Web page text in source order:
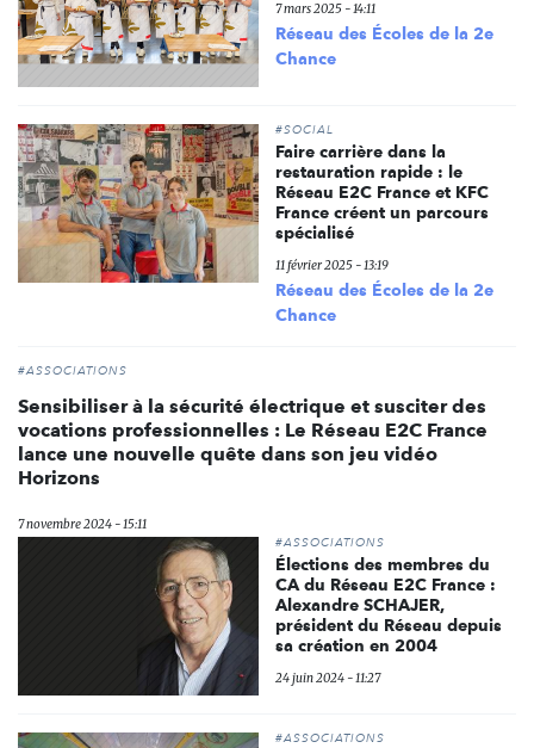
7 mars 2025 - 14:11
Réseau des Écoles de la 2e
Chance
#SOCIAL
Faire carrière dans la
restauration rapide : le
Réseau E2C France et KFC
France créent un parcours
spécialisé
11 février 2025 - 13:19
Réseau des Écoles de la 2e
Chance
#ASSOCIATIONS
Sensibiliser à la sécurité électrique et susciter des
vocations professionnelles : Le Réseau E2C France
lance une nouvelle quête dans son jeu vidéo
Horizons
7 novembre 2024 - 15:11
#ASSOCIATIONS
Élections des membres du
CA du Réseau E2C France :
Alexandre SCHAJER,
président du Réseau depuis
sa création en 2004
24 juin 2024 - 11:27
#ASSOCIATIONS